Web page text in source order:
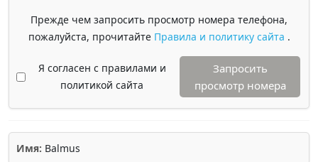
Прежде чем запросить просмотр номера телефона,
пожалуйста, прочитайте Правила и политику сайта .
Я согласен с правилами и
политикой сайта
Запросить
просмотр номера
Имя: Balmus